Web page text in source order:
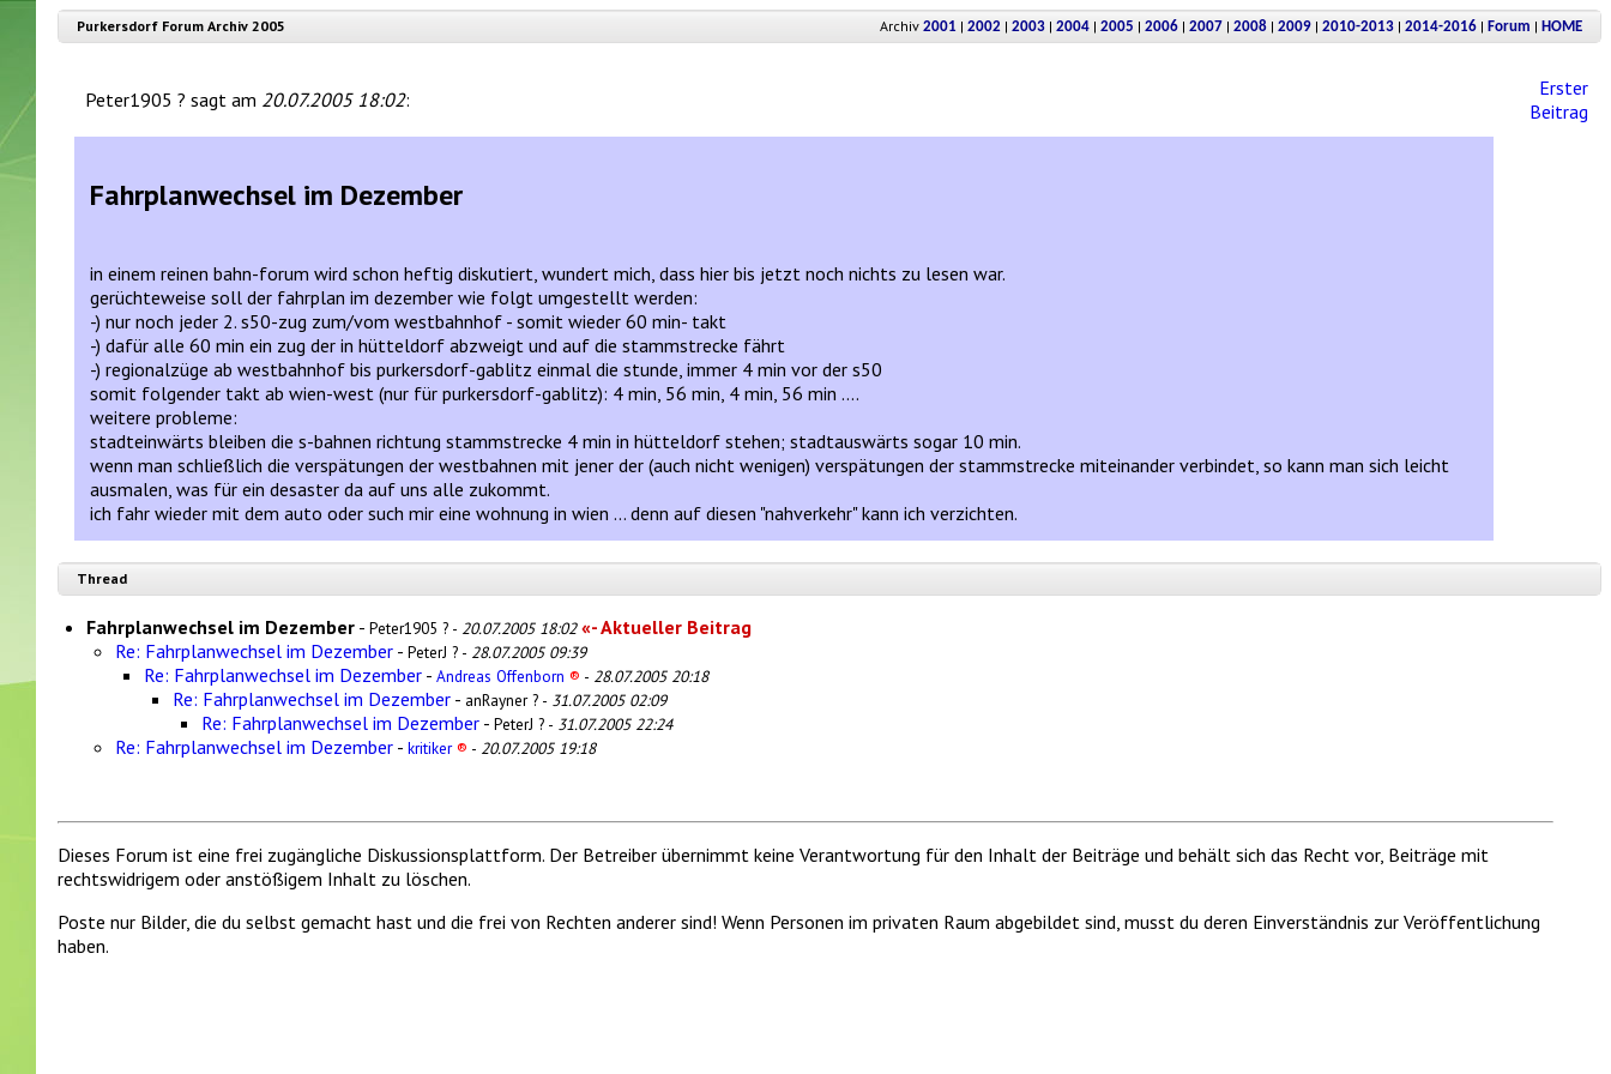
Purkersdorf Forum Archiv 2005 Archiv 2001 | 2002 | 2003 | 2004 | 2005 | 2006 | 2007 | 2008 | 2009 | 2010-2013 | 2014-2016 | Forum | HOME
Peter1905 ? sagt am 20.07.2005 18:02:
Erster
Beitrag
Fahrplanwechsel im Dezember
in einem reinen bahn-forum wird schon heftig diskutiert, wundert mich, dass hier bis jetzt noch nichts zu lesen war.
gerüchteweise soll der fahrplan im dezember wie folgt umgestellt werden:
-) nur noch jeder 2. s50-zug zum/vom westbahnhof - somit wieder 60 min- takt
-) dafür alle 60 min ein zug der in hütteldorf abzweigt und auf die stammstrecke fährt
-) regionalzüge ab westbahnhof bis purkersdorf-gablitz einmal die stunde, immer 4 min vor der s50
somit folgender takt ab wien-west (nur für purkersdorf-gablitz): 4 min, 56 min, 4 min, 56 min ....
weitere probleme:
stadteinwärts bleiben die s-bahnen richtung stammstrecke 4 min in hütteldorf stehen; stadtauswärts sogar 10 min.
wenn man schließlich die verspätungen der westbahnen mit jener der (auch nicht wenigen) verspätungen der stammstrecke miteinander verbindet, so kann man sich leicht
ausmalen, was für ein desaster da auf uns alle zukommt.
ich fahr wieder mit dem auto oder such mir eine wohnung in wien ... denn auf diesen "nahverkehr" kann ich verzichten.
Thread
Fahrplanwechsel im Dezember - Peter1905 ? - 20.07.2005 18:02«- Aktueller Beitrag
Re: Fahrplanwechsel im Dezember - PeterJ ? - 28.07.2005 09:39
Re: Fahrplanwechsel im Dezember - Andreas Offenborn ® - 28.07.2005 20:18
Re: Fahrplanwechsel im Dezember - anRayner ? - 31.07.2005 02:09
Re: Fahrplanwechsel im Dezember - PeterJ ? - 31.07.2005 22:24
Re: Fahrplanwechsel im Dezember - kritiker® - 20.07.2005 19:18
Dieses Forum ist eine frei zugängliche Diskussionsplattform. Der Betreiber übernimmt keine Verantwortung für den Inhalt der Beiträge und behält sich das Recht vor, Beiträge mit
rechtswidrigem oder anstößigem Inhalt zu löschen.
Poste nur Bilder, die du selbst gemacht hast und die frei von Rechten anderer sind! Wenn Personen im privaten Raum abgebildet sind, musst du deren Einverständnis zur Veröffentlichung
haben.